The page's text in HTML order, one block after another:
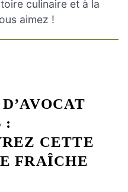
culinaire et à la
aimez !
:
CETTE
FRAÎCHE